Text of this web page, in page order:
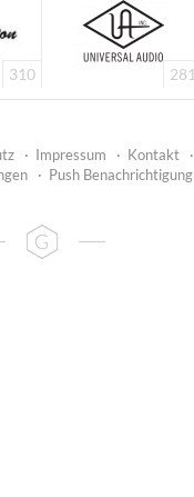
310 281
· Impressum · Kontakt
·
· Push Benachrichtigung